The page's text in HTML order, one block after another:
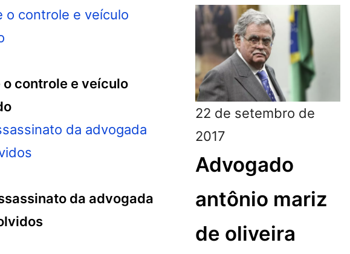
controle e veículo
da advogada
22 de setembro de
2017
Advogado
antônio mariz
de oliveira